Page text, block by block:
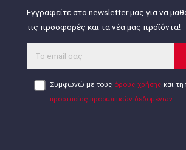
Εγγραφείτε στο newsletter μας για να
τις προσφορές και τα νέα μας προϊόντα!
Συμφωνώ με τους όρους χρήσης και τη
προστασίας προσωπικών δεδομένων